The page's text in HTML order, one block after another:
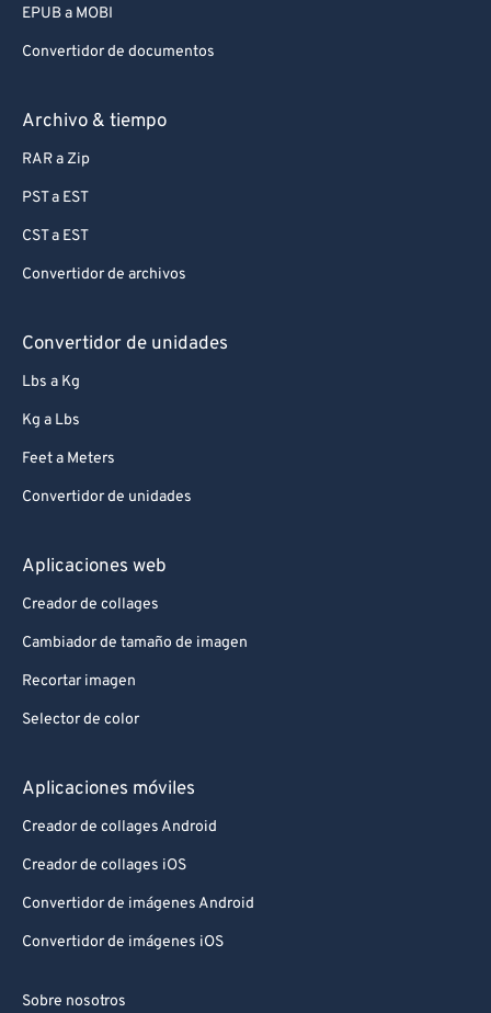
EPUB a MOBI
Convertidor de documentos
Archivo & tiempo
RAR a Zip
PST a EST
CST a EST
Convertidor de archivos
Convertidor de unidades
Lbs a Kg
Kg a Lbs
Feet a Meters
Convertidor de unidades
Aplicaciones web
Creador de collages
Cambiador de tamaño de imagen
Recortar imagen
Selector de color
Aplicaciones móviles
Creador de collages Android
Creador de collages iOS
Convertidor de imágenes Android
Convertidor de imágenes iOS
Sobre nosotros